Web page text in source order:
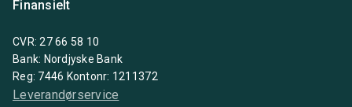
Finansielt
CVR: 27 66 58 10
Bank: Nordjyske Bank
Reg: 7446 Kontonr: 1211372
Leverandørservice